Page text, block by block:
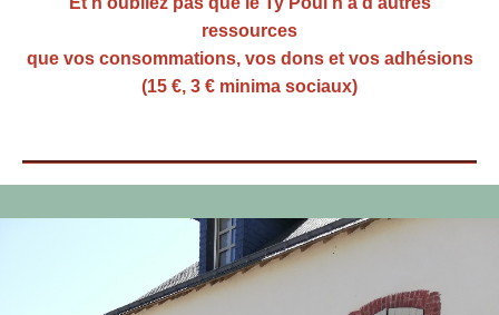
ressources
que vos consommations, vos dons et vos adhésions
(15 €, 3 € minima sociaux)